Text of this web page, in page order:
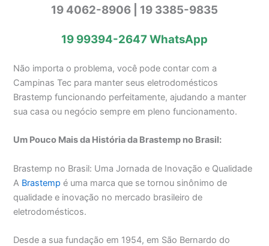
19 4062-8906 | 19 3385-9835
19 99394-2647WhatsApp
Não importa o problema, você pode contar com a
Campinas Tec para manter seus eletrodomésticos
Brastemp funcionando perfeitamente, ajudando a manter
sua casa ou negócio sempre em pleno funcionamento.
Um Pouco Mais da História da Brastemp no Brasil:
Brastemp no Brasil: Uma Jornada de Inovação e Qualidade
A Brastemp é uma marca que se tornou sinônimo de
qualidade e inovação no mercado brasileiro de
eletrodomésticos.
Desde a sua fundação em 1954, em São Bernardo do